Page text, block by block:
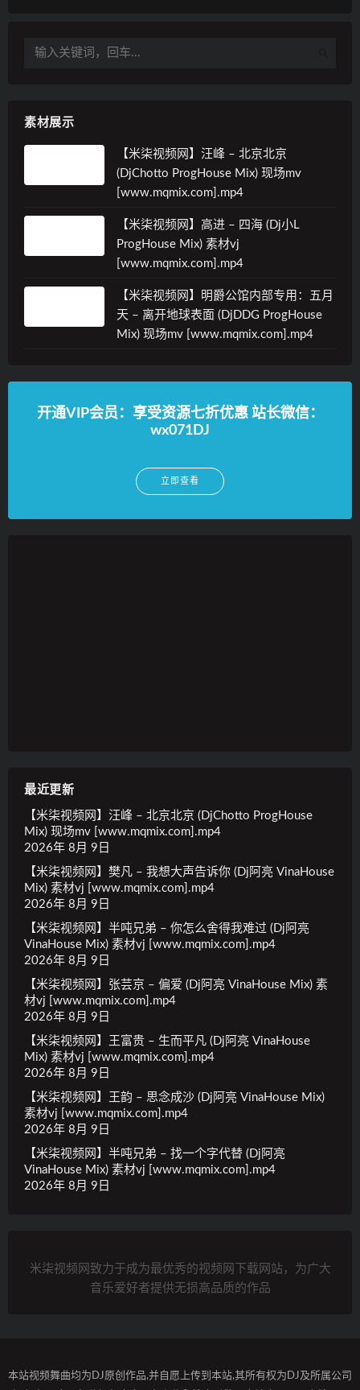
素材展示
【米柒视频网】汪峰 – 北京北京
(DjChotto ProgHouse Mix) 现场mv
[www.mqmix.com].mp4
【米柒视频网】高进 – 四海 (Dj小L
ProgHouse Mix) 素材vj
[www.mqmix.com].mp4
【米柒视频网】明爵公馆内部专用：五月
天 – 离开地球表面 (DjDDG ProgHouse
Mix) 现场mv [www.mqmix.com].mp4
开通VIP会员：享受资源七折优惠 站长微信：
wx071DJ
立即查看
最近更新
【米柒视频网】汪峰 – 北京北京 (DjChotto ProgHouse
Mix) 现场mv [www.mqmix.com].mp4
2026年 8月 9日
【米柒视频网】樊凡 – 我想大声告诉你 (Dj阿亮 VinaHouse
Mix) 素材vj [www.mqmix.com].mp4
2026年 8月 9日
【米柒视频网】半吨兄弟 – 你怎么舍得我难过 (Dj阿亮
VinaHouse Mix) 素材vj [www.mqmix.com].mp4
2026年 8月 9日
【米柒视频网】张芸京 – 偏爱 (Dj阿亮 VinaHouse Mix) 素
材vj [www.mqmix.com].mp4
2026年 8月 9日
【米柒视频网】王富贵 – 生而平凡 (Dj阿亮 VinaHouse
Mix) 素材vj [www.mqmix.com].mp4
2026年 8月 9日
【米柒视频网】王韵 – 思念成沙 (Dj阿亮 VinaHouse Mix)
素材vj [www.mqmix.com].mp4
2026年 8月 9日
【米柒视频网】半吨兄弟 – 找一个字代替 (Dj阿亮
VinaHouse Mix) 素材vj [www.mqmix.com].mp4
2026年 8月 9日
米柒视频网致力于成为最优秀的视频网下载网站，为广大
音乐爱好者提供无损高品质的作品
本站视频舞曲均为DJ原创作品,并自愿上传到本站,其所有权为DJ及所属公司